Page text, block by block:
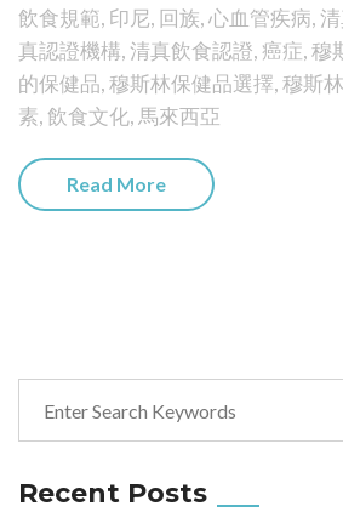
飲食規範, 印尼, 回族,心血管疾病,
真認證機構, 清真飲食認證,癌症,穆
的保健品,穆斯林保健品選擇,穆斯
素,飲食文化, 馬來西亞
Read More
Recent Posts